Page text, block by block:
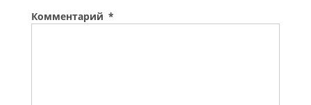
Комментарий *